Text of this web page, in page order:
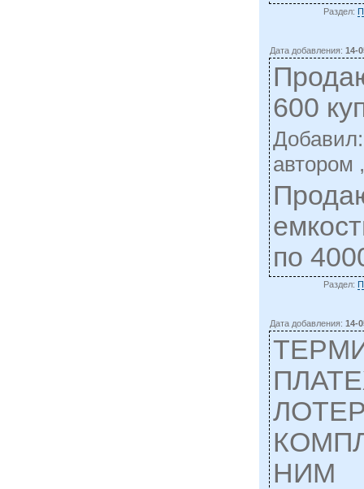
Раздел:
Дата добавления:14-
600
автором
по
Раздел:
Дата добавления:14-
НИМ